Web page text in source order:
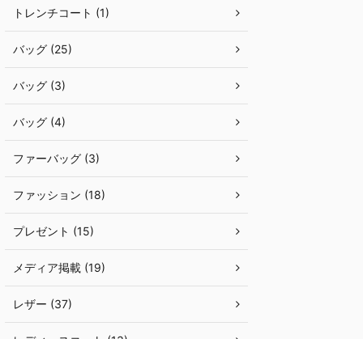
トレンチコート (1)
バッグ (25)
バッグ (3)
バッグ (4)
ファーバッグ (3)
ファッション (18)
プレゼント (15)
メディア掲載 (19)
レザー (37)